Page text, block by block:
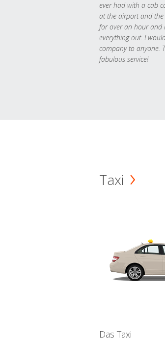
ever had with a cab
at the airport and
for over an hour and
everything out. I
company to anyone.
fabulous service!
Taxi
Das Taxi